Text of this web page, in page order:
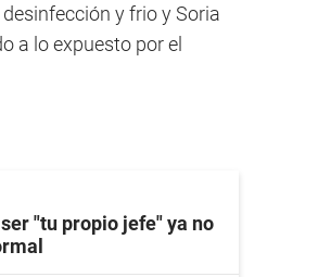
y frio y Soria
a lo expuesto por el
"tu propio jefe" ya no